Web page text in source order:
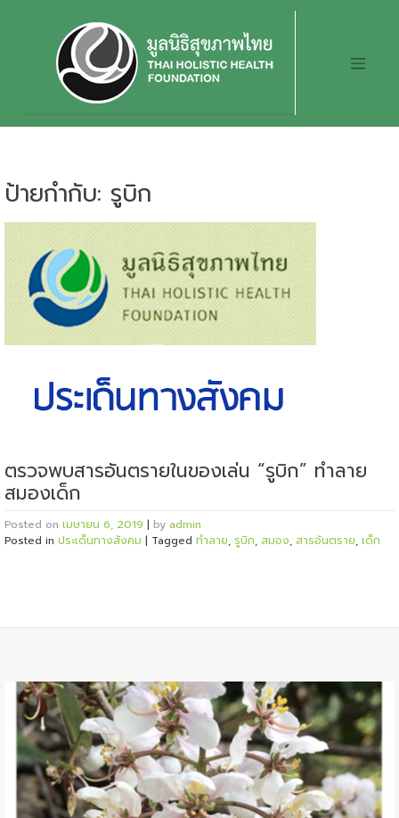
ป้ายกำกับ: รูบิก
ตรวจพบสารอันตรายในของเล่น “รูบิก” ทำลาย
สมองเด็ก
Posted on เมษายน 6, 2019 | by admin
Posted in ประเด็นทางสังคม | Tagged ทำลาย, รูบิก, สมอง, สารอันตราย, เด็ก